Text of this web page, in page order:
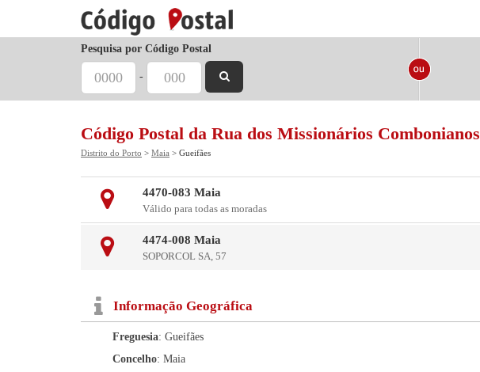
Pesquisa por Código Postal
-
Código Postal da Rua dos Missionários Combonianos
Distrito do Porto > Maia > Gueifães
4470-083 Maia
Válido para todas as moradas
4474-008 Maia
SOPORCOL SA, 57
Informação Geográfica
Freguesia: Gueifães
Concelho: Maia